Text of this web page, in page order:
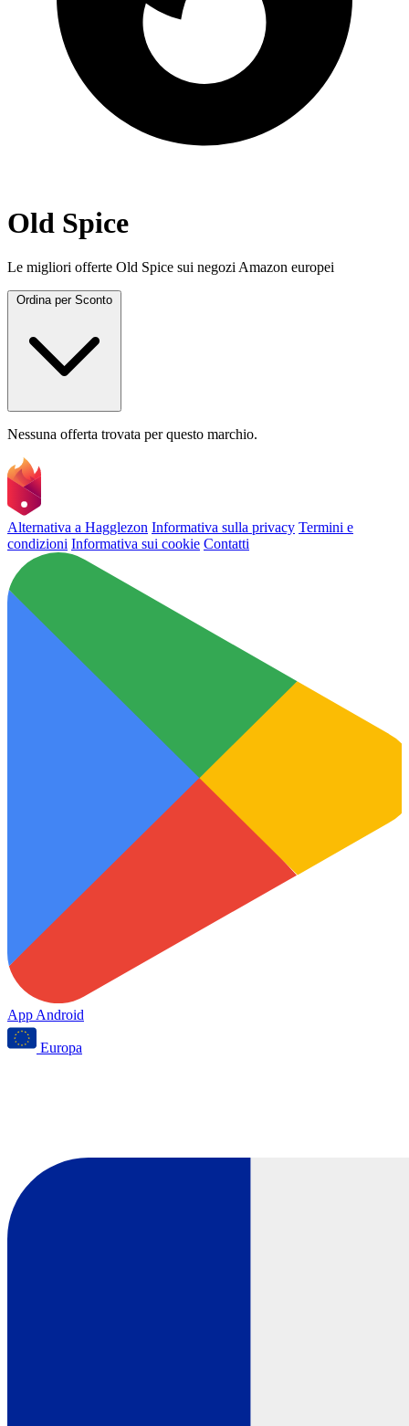
Old Spice
Le migliori offerte Old Spice sui negozi Amazon europei
Ordina per Sconto
Nessuna offerta trovata per questo marchio.
Alternativa a Hagglezon Informativa sulla privacy Termini e
condizioni Informativa sui cookie Contatti
App Android
Europa